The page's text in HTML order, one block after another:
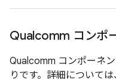
Qualcomm コンポ
Qualcomm コンポーネ
りです。詳細について